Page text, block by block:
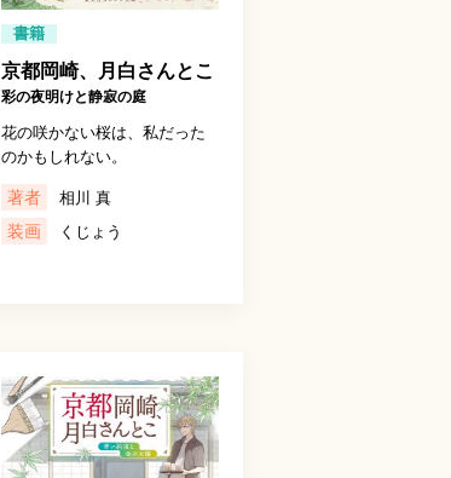
書籍
京都岡崎、月白さんとこ
彩の夜明けと静寂の庭
花の咲かない桜は、私だった
のかもしれない。
著者 相川 真
装画 くじょう